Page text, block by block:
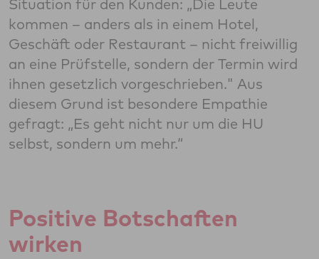
Situation für den Kunden: „Die Leute
kommen – anders als in einem Hotel,
Geschäft oder Restaurant – nicht freiwillig
an eine Prüfstelle, sondern der Termin wird
ihnen gesetzlich vorgeschrieben." Aus
diesem Grund ist besondere Empathie
gefragt: „Es geht nicht nur um die HU
selbst, sondern um mehr.“
Positive Botschaften
wirken